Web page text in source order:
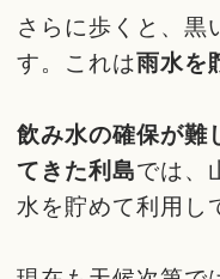
さらに歩くと、黒
す。これは雨水を
飲み水の確保が難
てきた利島では、
水を貯めて利用し